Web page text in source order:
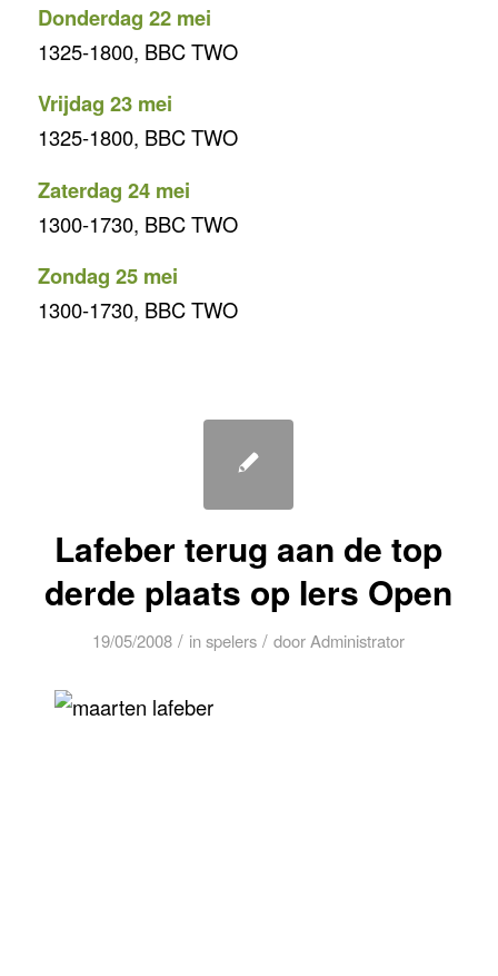
Donderdag 22 mei
1325-1800, BBC TWO
Vrijdag 23 mei
1325-1800, BBC TWO
Zaterdag 24 mei
1300-1730, BBC TWO
Zondag 25 mei
1300-1730, BBC TWO
Lafeber terug aan de top
derde plaats op Iers Open
19/05/2008 / inspelers / door Administrator